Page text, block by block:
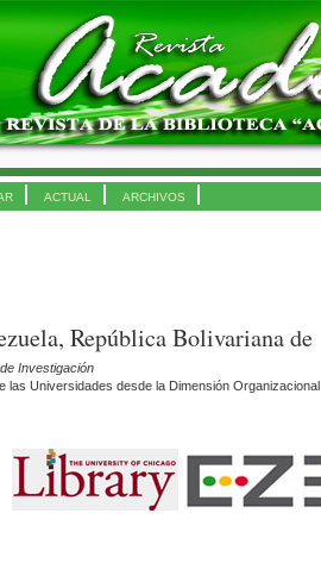
ACTUAL ARCHIVOS
República Bolivariana de
Investigación
las Universidades desde la Dimensión Organizacional